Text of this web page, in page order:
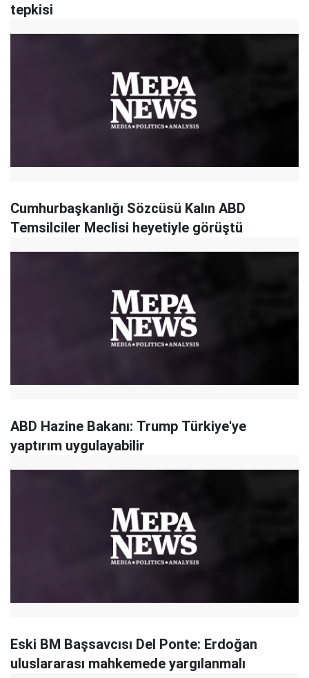
tepkisi
Cumhurbaşkanlığı Sözcüsü Kalın ABD
Temsilciler Meclisi heyetiyle görüştü
ABD Hazine Bakanı: Trump Türkiye'ye
yaptırım uygulayabilir
Eski BM Başsavcısı Del Ponte: Erdoğan
uluslararası mahkemede yargılanmalı